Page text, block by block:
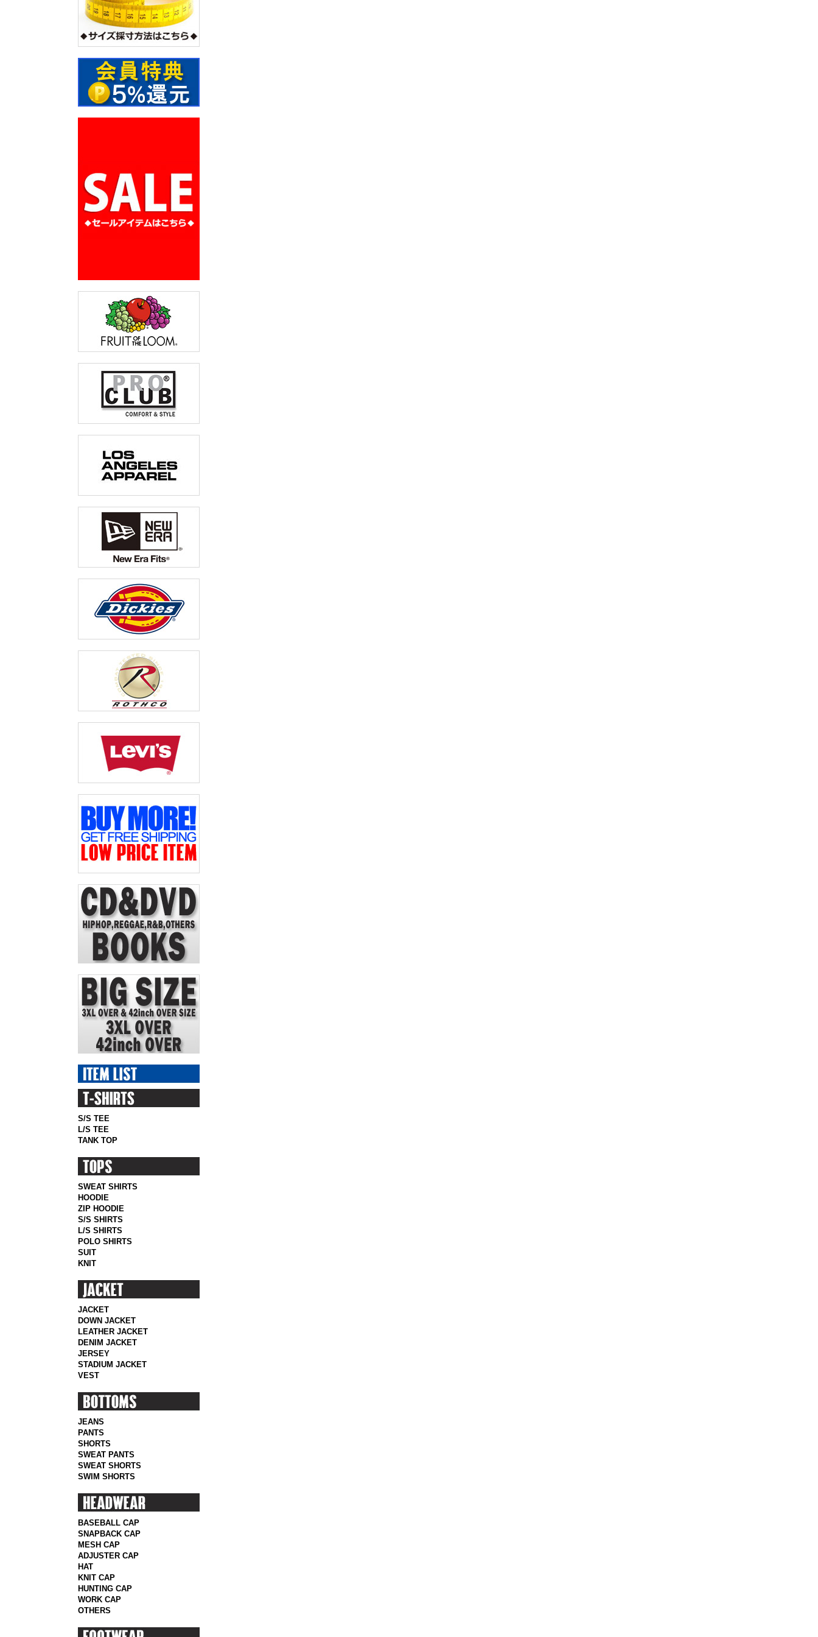
S/S TEE
L/S TEE
TANK TOP
SWEAT SHIRTS
HOODIE
ZIP HOODIE
S/S SHIRTS
L/S SHIRTS
POLO SHIRTS
SUIT
KNIT
JACKET
DOWN JACKET
LEATHER JACKET
DENIM JACKET
JERSEY
STADIUM JACKET
VEST
JEANS
PANTS
SHORTS
SWEAT PANTS
SWEAT SHORTS
SWIM SHORTS
BASEBALL CAP
SNAPBACK CAP
MESH CAP
ADJUSTER CAP
HAT
KNIT CAP
HUNTING CAP
WORK CAP
OTHERS